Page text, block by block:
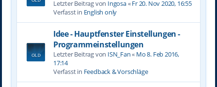
Letzter Beitrag von Ingosa«Fr 20. Nov 2020, 16:55
Verfasst in English only
Idee - Hauptfenster Einstellungen -
Programmeinstellungen
Letzter Beitrag von ISN_Fan« Mo 8. Feb 2016,
17:14
Verfasst in Feedback & Vorschläge